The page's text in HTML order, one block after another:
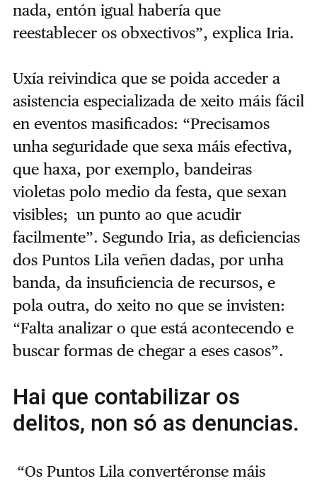
nada, entón igual habería que
reestablecer os obxectivos”, explica Iria.
Uxía reivindica que se poida acceder a
asistencia especializada de xeito máis fácil
en eventos masificados: “Precisamos
unha seguridade que sexa máis efectiva,
que haxa, por exemplo, bandeiras
violetas polo medio da festa, que sexan
visibles; un punto ao que acudir
facilmente”. Segundo Iria, as deficiencias
dos Puntos Lila veñen dadas, por unha
banda, da insuficiencia de recursos, e
pola outra, do xeito no que se invisten:
“Falta analizar o que está acontecendo e
buscar formas de chegar a eses casos”.
Hai que contabilizar os
delitos, non só as denuncias.
“Os Puntos Lila convertéronse máis